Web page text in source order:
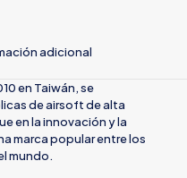
adicional
en Taiwán, se
de airsoft de alta
en la innovación y la
marca popular entre los
mundo.